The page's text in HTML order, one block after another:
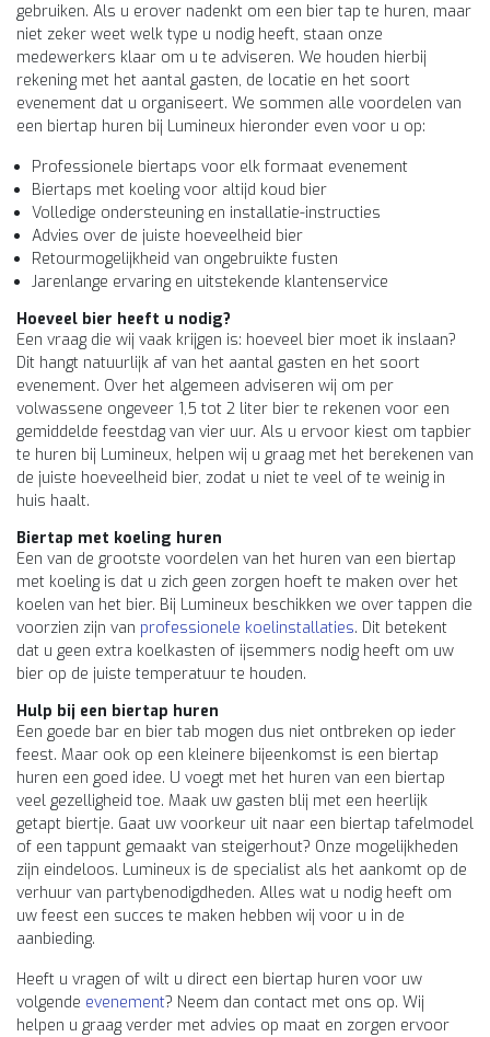
gebruiken. Als u erover nadenkt om een bier tap te huren, maar
niet zeker weet welk type u nodig heeft, staan onze
medewerkers klaar om u te adviseren. We houden hierbij
rekening met het aantal gasten, de locatie en het soort
evenement dat u organiseert. We sommen alle voordelen van
een biertap huren bij Lumineux hieronder even voor u op:
Professionele biertaps voor elk formaat evenement
Biertaps met koeling voor altijd koud bier
Volledige ondersteuning en installatie-instructies
Advies over de juiste hoeveelheid bier
Retourmogelijkheid van ongebruikte fusten
Jarenlange ervaring en uitstekende klantenservice
Hoeveel bier heeft u nodig?
Een vraag die wij vaak krijgen is: hoeveel bier moet ik inslaan?
Dit hangt natuurlijk af van het aantal gasten en het soort
evenement. Over het algemeen adviseren wij om per
volwassene ongeveer 1,5 tot 2 liter bier te rekenen voor een
gemiddelde feestdag van vier uur. Als u ervoor kiest om tapbier
te huren bij Lumineux, helpen wij u graag met het berekenen van
de juiste hoeveelheid bier, zodat u niet te veel of te weinig in
huis haalt.
Biertap met koeling huren
Een van de grootste voordelen van het huren van een biertap
met koeling is dat u zich geen zorgen hoeft te maken over het
koelen van het bier. Bij Lumineux beschikken we over tappen die
voorzien zijn van professionele koelinstallaties. Dit betekent
dat u geen extra koelkasten of ijsemmers nodig heeft om uw
bier op de juiste temperatuur te houden.
Hulp bij een biertap huren
Een goede bar en bier tab mogen dus niet ontbreken op ieder
feest. Maar ook op een kleinere bijeenkomst is een biertap
huren een goed idee. U voegt met het huren van een biertap
veel gezelligheid toe. Maak uw gasten blij met een heerlijk
getapt biertje. Gaat uw voorkeur uit naar een biertap tafelmodel
of een tappunt gemaakt van steigerhout? Onze mogelijkheden
zijn eindeloos. Lumineux is de specialist als het aankomt op de
verhuur van partybenodigdheden. Alles wat u nodig heeft om
uw feest een succes te maken hebben wij voor u in de
aanbieding.
Heeft u vragen of wilt u direct een biertap huren voor uw
volgende evenement? Neem dan contact met ons op. Wij
helpen u graag verder met advies op maat en zorgen ervoor